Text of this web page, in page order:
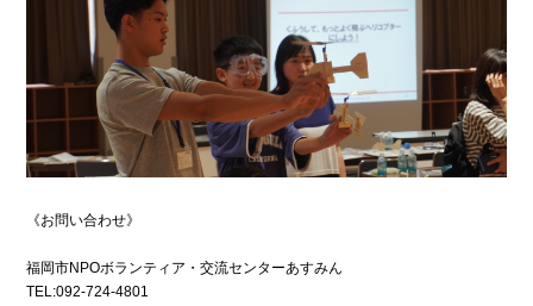
《お問い合わせ》
福岡市NPOボランティア・交流センターあすみん
TEL:092-724-4801